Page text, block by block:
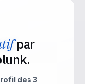
par
des 3